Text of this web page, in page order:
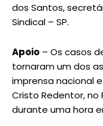
dos Santos,
Sindical – SP.
Apoio – Os casos
tornaram um dos
imprensa nacional
Cristo Redentor, no
durante uma hora